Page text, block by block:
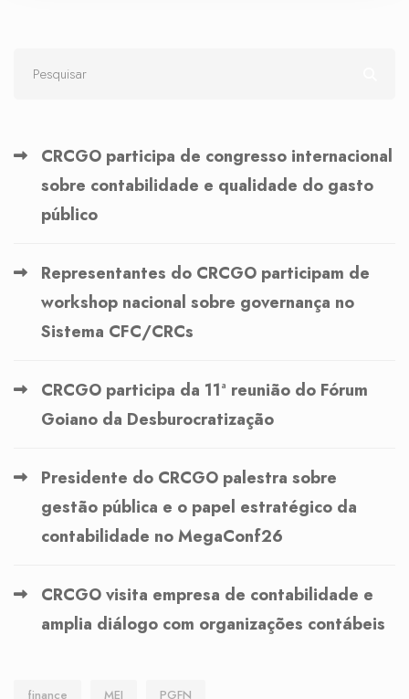
CRCGO participa de congresso internacional
sobre contabilidade e qualidade do gasto
público
Representantes do CRCGO participam de
workshop nacional sobre governança no
Sistema CFC/CRCs
CRCGO participa da 11ª reunião do Fórum
Goiano da Desburocratização
Presidente do CRCGO palestra sobre
gestão pública e o papel estratégico da
contabilidade no MegaConf26
CRCGO visita empresa de contabilidade e
amplia diálogo com organizações contábeis
finance MEI PGFN